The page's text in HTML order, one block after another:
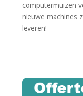
computermuizen
nieuwe machines
leveren!